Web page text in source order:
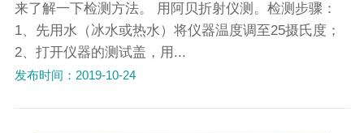
来了解一下检测方法。 用阿贝折射仪测。检测步骤：
1、先用水（冰水或热水）将仪器温度调至25摄氏度；
2、打开仪器的测试盖，用...
发布时间：2019-10-24